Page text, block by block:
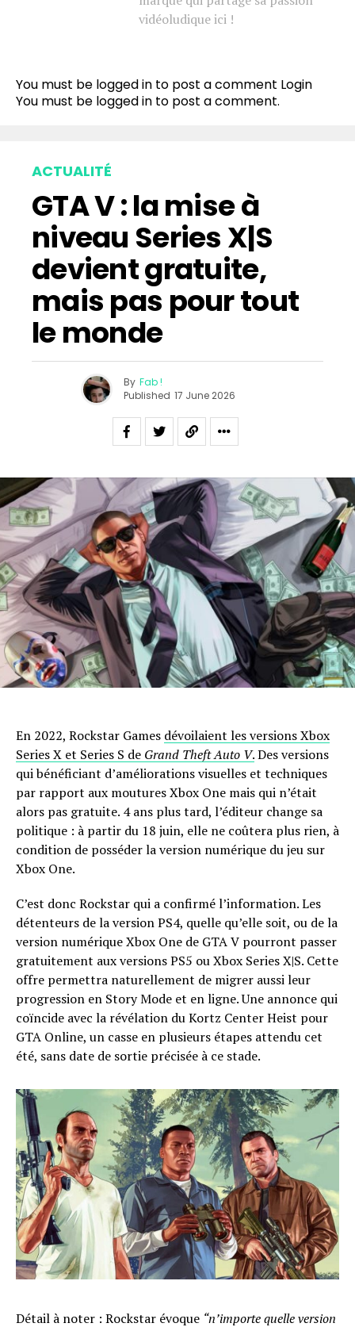
vidéoludique ici !
You must be logged in to post a comment Login
You must be logged in to post a comment.
ACTUALITÉ
GTA V : la mise à
niveau Series X|S
devient gratuite,
mais pas pour tout
le monde
By Fab !
Published 17 June 2026
En 2022, Rockstar Games dévoilaient les versions Xbox
Series X et Series S de Grand Theft Auto V.Des versions
qui bénéficiant d’améliorations visuelles et techniques
par rapport aux moutures Xbox One mais qui n’était
alors pas gratuite. 4 ans plus tard, l’éditeur change sa
politique : à partir du 18 juin, elle ne coûtera plus rien, à
condition de posséder la version numérique du jeu sur
Xbox One.
C’est donc Rockstar qui a confirmé l’information. Les
détenteurs de la version PS4, quelle qu’elle soit, ou de la
version numérique Xbox One de GTA V pourront passer
gratuitement aux versions PS5 ou Xbox Series X|S. Cette
offre permettra naturellement de migrer aussi leur
progression en Story Mode et en ligne. Une annonce qui
coïncide avec la révélation du Kortz Center Heist pour
GTA Online, un casse en plusieurs étapes attendu cet
été, sans date de sortie précisée à ce stade.
Détail à noter : Rockstar évoque “n’importe quelle version